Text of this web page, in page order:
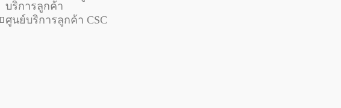
บริการลูกค้า
ศูนย์บริการลูกค้า CSC